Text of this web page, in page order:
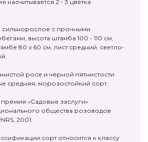
насчитывается 2 - 3 цветка
сильнорослое с прочными
высота штамба 100 - 110 см,
80 х 60 см, лист средний, светло-
росе и черной пятнистости
средняя, морозостойкий сорт.
«Садовые заслуги»
общества розоводов
2001.
сорт относится к классу